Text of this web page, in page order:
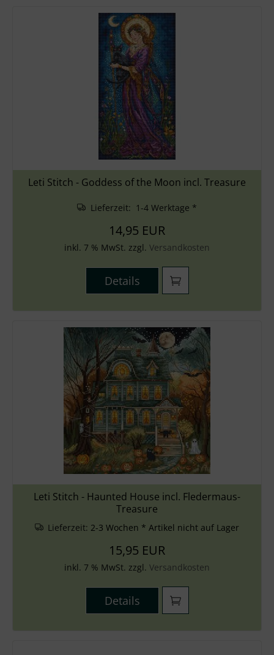
Leti Stitch - Goddess of the Moon incl. Treasure
Lieferzeit: 1-4 Werktage *
14,95 EUR
inkl. 7 % MwSt. zzgl. Versandkosten
Details
Leti Stitch - Haunted House incl. Fledermaus-
Treasure
Lieferzeit: 2-3 Wochen * Artikel nicht auf Lager
15,95 EUR
inkl. 7 % MwSt. zzgl. Versandkosten
Details